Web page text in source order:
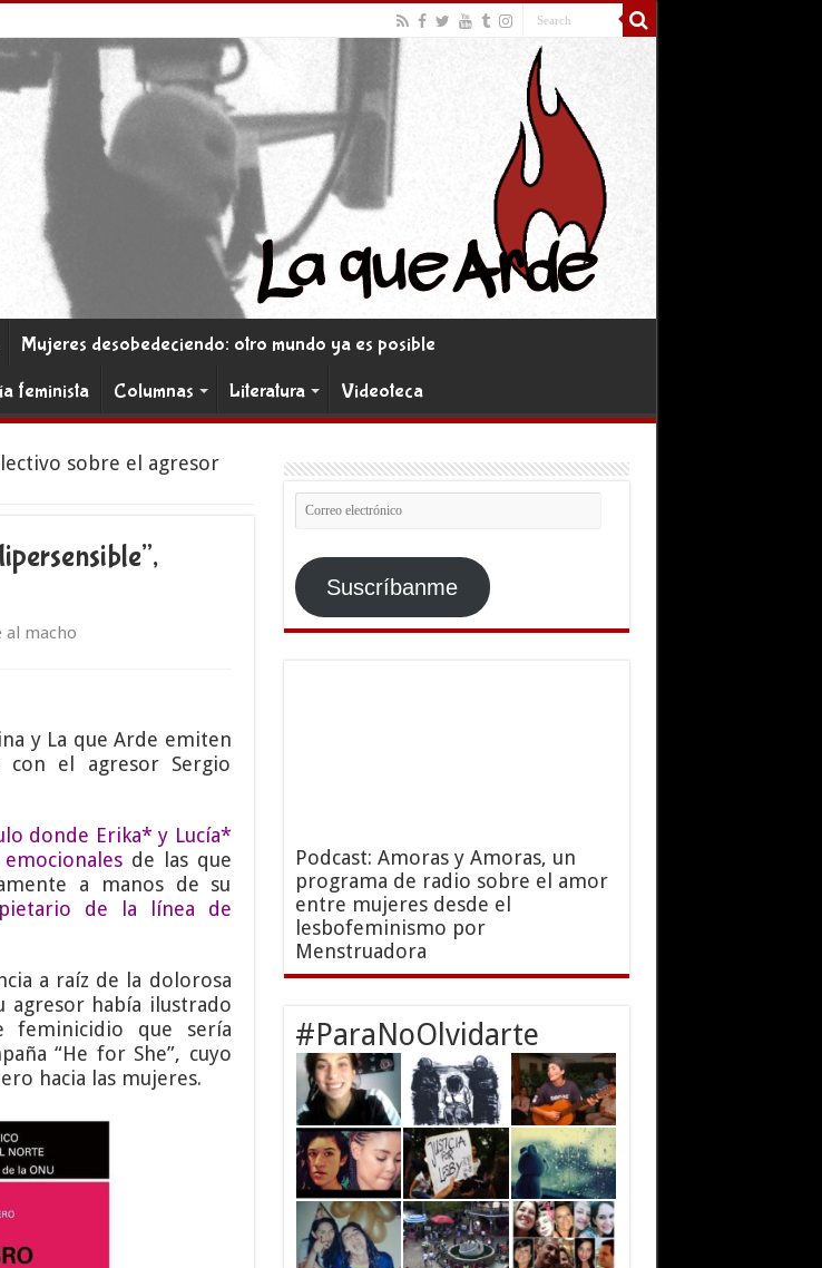
Mujeres desobedeciendo: otro mundo ya es posible
feminista Columnas Literatura Videoteca
sobre el agresor
al macho
y La que Arde emiten
con el agresor Sergio
donde Erika* y Lucía*
de las que
a manos de su
de la línea de
a raíz de la dolorosa
agresor había ilustrado
que sería
“He for She”, cuyo
hacia las mujeres.
Correo
electrónico
Suscríbanme
Podcast: Amoras y Amoras, un
programa de radio sobre el amor
entre mujeres desde el
lesbofeminismo por
Menstruadora
#ParaNoOlvidarte